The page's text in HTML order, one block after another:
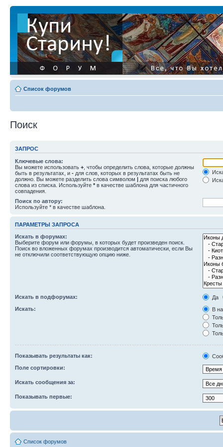
Список форумов
Поиск
ЗАПРОС
Ключевые слова:
Вы можете использовать + , чтобы определить слова, которые должны
быть в результатах, и - для слов, которых в результатах быть не
должно. Вы можете разделить слова символом | для поиска любого
слова из списка. Используйте * в качестве шаблона для частичного
совпадения.
Поиск по автору:
Используйте * в качестве шаблона.
ПАРАМЕТРЫ ЗАПРОСА
Искать в форумах:
Выберите форум или форумы, в которых будет произведен поиск.
Поиск во вложенных форумах производится автоматически, если Вы
не отключили соответствующую опцию ниже.
Искать в подфорумах:
Да
Искать:
В
Показывать результаты как:
Поле сортировки:
Искать сообщения за:
Показывать первые:
Список форумов